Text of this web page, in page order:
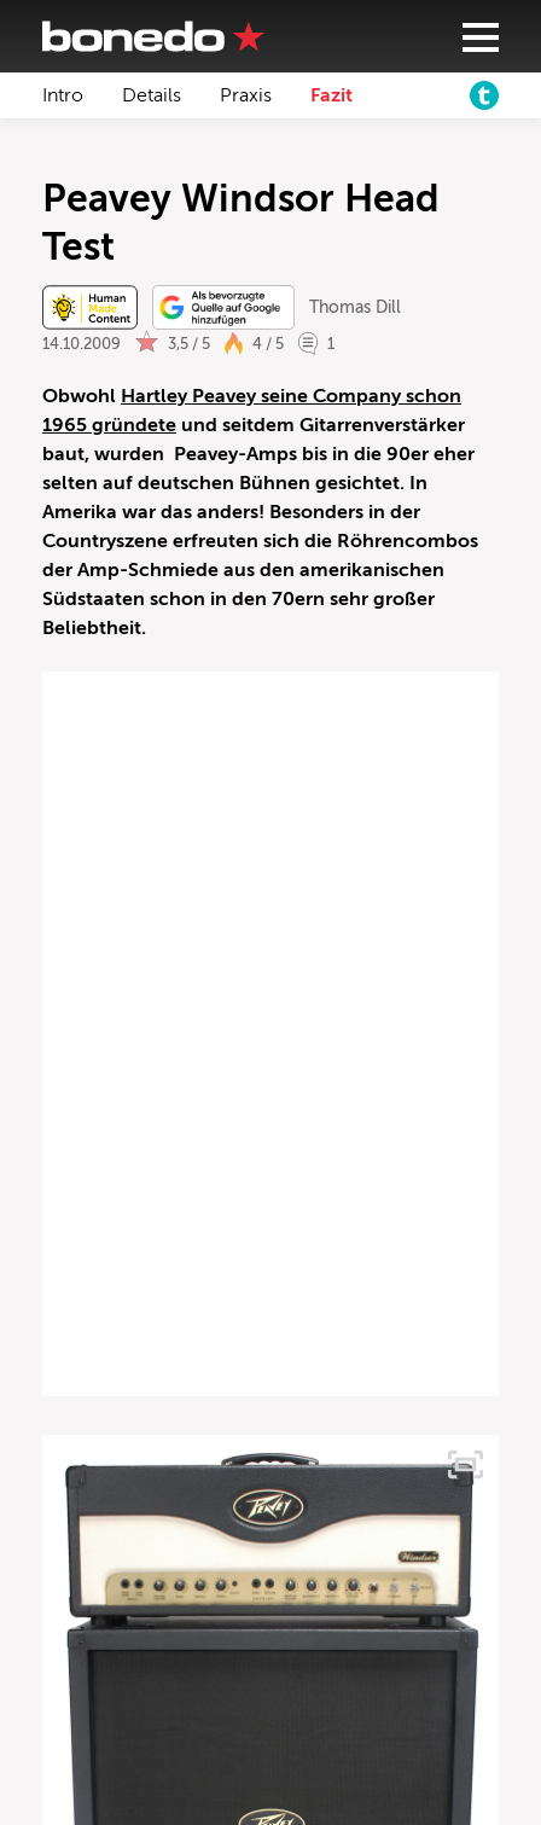
Intro Details Praxis Fazit
Peavey Windsor Head
Test
Thomas Dill
14.10.2009 3,5 / 5 4 / 5 1
Obwohl Hartley Peavey seine Company schon
1965 gründete und seitdem Gitarrenverstärker
baut, wurden Peavey-Amps bis in die 90er eher
selten auf deutschen Bühnen gesichtet. In
Amerika war das anders! Besonders in der
Countryszene erfreuten sich die Röhrencombos
der Amp-Schmiede aus den amerikanischen
Südstaaten schon in den 70ern sehr großer
Beliebtheit.